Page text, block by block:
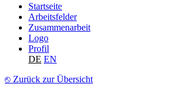
Startseite
Arbeitsfelder
Zusammenarbeit
Logo
Profil
DE EN
⎋ Zurück zur Übersicht